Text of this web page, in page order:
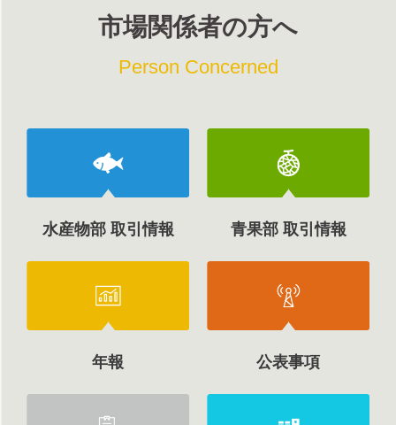
市場関係者の方へ
Person Concerned
水産物部 取引情報 青果部 取引情報
年報 公表事項